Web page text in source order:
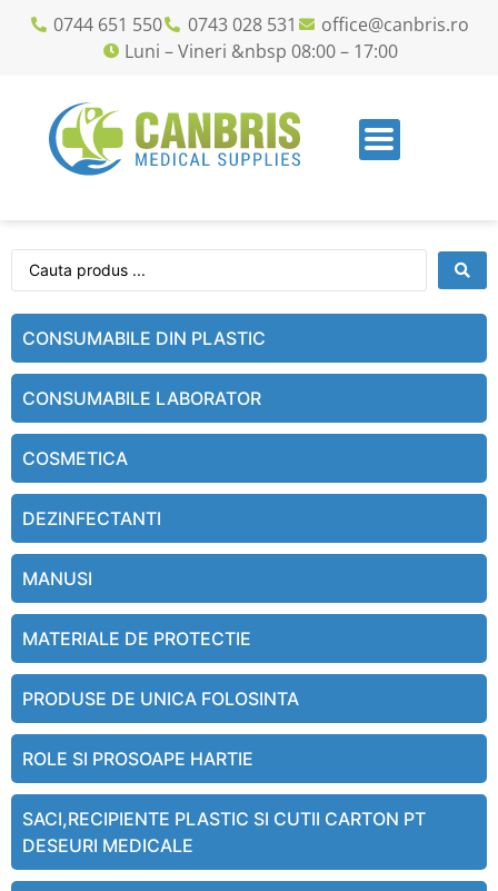
0744 651 550 0743 028 531
office@canbris.ro
Luni – Vineri &nbsp 08:00 – 17:00
CONSUMABILE DIN PLASTIC
CONSUMABILE LABORATOR
COSMETICA
DEZINFECTANTI
MANUSI
MATERIALE DE PROTECTIE
PRODUSE DE UNICA FOLOSINTA
ROLE SI PROSOAPE HARTIE
SACI,RECIPIENTE PLASTIC SI CUTII CARTON PT
DESEURI MEDICALE